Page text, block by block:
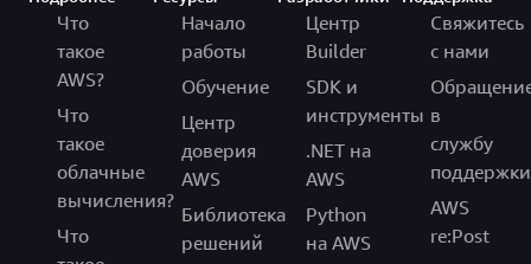
Что
такое
AWS?
Что
такое
облачные
вычисления?
Что
Начало
работы
Обучение
Центр
доверия
AWS
Библиотека
решений
Центр
Builder
SDK и
инструменты
.NET на
AWS
Python
на AWS
Свяжитесь
с нами
в
службу
поддержки
AWS
re:Post